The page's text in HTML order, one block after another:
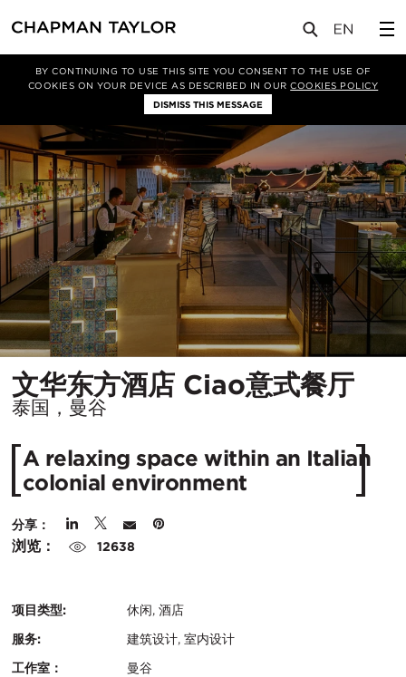
BY CONTINUING TO USE THIS SITE YOU CONSENT TO THE USE OF
COOKIES ON YOUR DEVICE AS DESCRIBED IN OURCOOKIES POLICY
DISMISS THIS MESSAGE
文华东方酒店 Ciao意式餐厅
文华东方酒店 Ciao意式餐厅所
城
市
泰国，曼谷
A relaxing space within an Italian
colonial environment
分享：
浏览： 12638
项目类型:
休闲, 酒店
服务:
建筑设计, 室内设计
工作室：
曼谷